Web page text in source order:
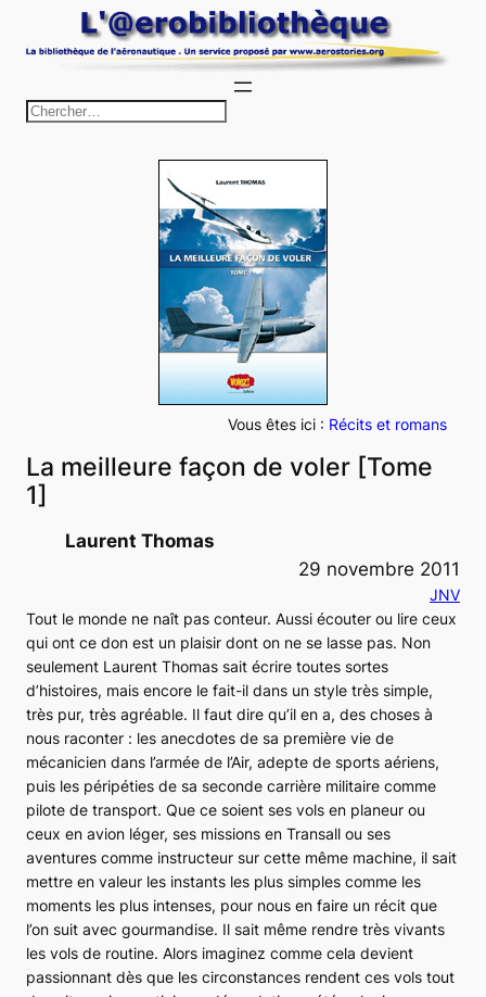
au
e
r
c
h
e
r
Vous êtes ici : Récits et romans
La meilleure façon de voler [Tome
1]
Laurent Thomas
29 novembre 2011
JNV
Tout le monde ne naît pas conteur. Aussi écouter ou lire ceux
qui ont ce don est un plaisir dont on ne se lasse pas. Non
seulement Laurent Thomas sait écrire toutes sortes
d’histoires, mais encore le fait-il dans un style très simple,
très pur, très agréable. Il faut dire qu’il en a, des choses à
nous raconter : les anecdotes de sa première vie de
mécanicien dans l’armée de l’Air, adepte de sports aériens,
puis les péripéties de sa seconde carrière militaire comme
pilote de transport. Que ce soient ses vols en planeur ou
ceux en avion léger, ses missions en Transall ou ses
aventures comme instructeur sur cette même machine, il sait
mettre en valeur les instants les plus simples comme les
moments les plus intenses, pour nous en faire un récit que
l’on suit avec gourmandise. Il sait même rendre très vivants
les vols de routine. Alors imaginez comme cela devient
passionnant dès que les circonstances rendent ces vols tout